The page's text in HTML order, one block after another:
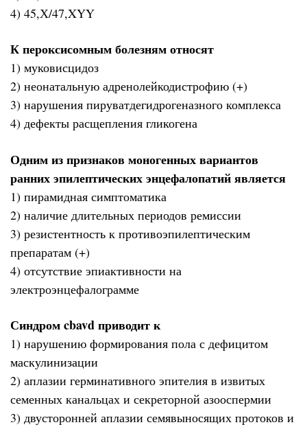
4) 45,Х/47,XYY
К пероксисомным болезням относят
1) муковисцидоз
2) неонатальную адренолейкодистрофию (+)
3) нарушения пируватдегидрогеназного комплекса
4) дефекты расщепления гликогена
Одним из признаков моногенных вариантов
ранних эпилептических энцефалопатий является
1) пирамидная симптоматика
2) наличие длительных периодов ремиссии
3) резистентность к противоэпилептическим
препаратам (+)
4) отсутствие эпиактивности на
электроэнцефалограмме
Синдром cbavd приводит к
1) нарушению формирования пола с дефицитом
маскулинизации
2) аплазии герминативного эпителия в извитых
семенных канальцах и секреторной азооспермии
3) двусторонней аплазии семявыносящих протоков и